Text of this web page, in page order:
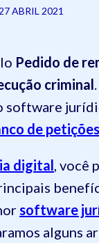
27 ABRIL 2021
Pedido de
criminal
software
de petições
digital, você
software
alguns